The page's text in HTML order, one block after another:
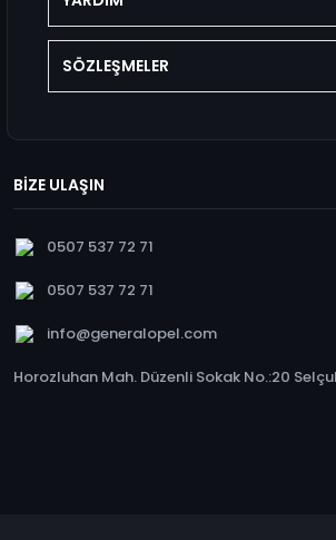
SÖZLEŞMELER
BİZE ULAŞIN
0507 537 72 71
0507 537 72 71
info@generalopel.com
Horozluhan Mah. Düzenli Sokak No.:20